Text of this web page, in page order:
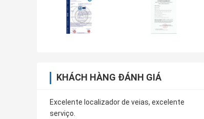
KHÁCH HÀNG ĐÁNH GIÁ
Excelente localizador de veias, excelente
serviço.